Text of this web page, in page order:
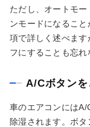
ただし、オートモ
ンモードになるこ
項で詳しく述べま
フにすることも忘れ
A/Cボタン
車のエアコンにはA/
除湿されます。ボ